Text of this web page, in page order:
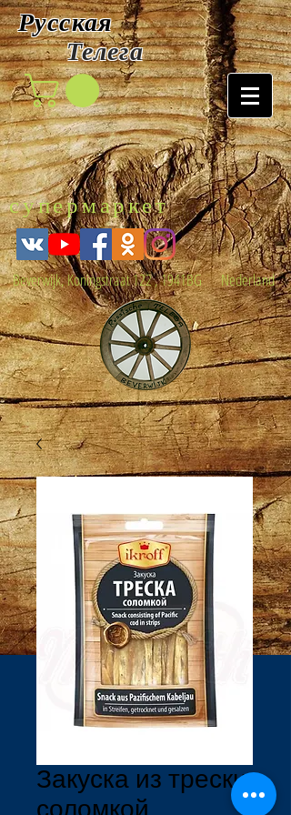
Русская
Телега
супермаркет
Beverwijk, Koningstraat 122 , 1941BG Nederland
Закуска из трески